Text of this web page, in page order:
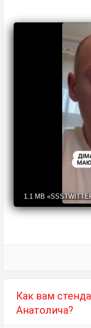
1.1 MB
Как вам
Анатолича?